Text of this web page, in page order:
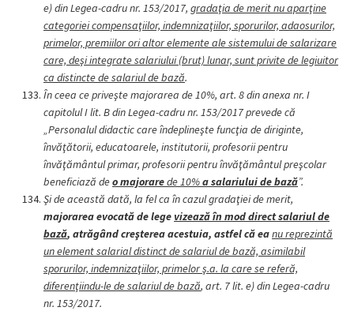
e) din Legea-cadru nr. 153/2017, gradaţia de merit nu aparţine
categoriei compensaţiilor, indemnizaţiilor, sporurilor, adaosurilor,
primelor, premiilor ori altor elemente ale sistemului de salarizare
care, deşi integrate salariului (brut) lunar, sunt privite de legiuitor
ca distincte de salariul de bază.
În ceea ce priveşte majorarea de 10%, art. 8 din anexa nr. I
capitolul I lit. B din Legea-cadru nr. 153/2017 prevede că
„Personalul didactic care îndeplineşte funcţia de diriginte,
învăţătorii, educatoarele, institutorii, profesorii pentru
învăţământul primar, profesorii pentru învăţământul preşcolar
beneficiază deo majorarede 10%a salariului de bază”.
Şi de această dată, la fel ca în cazul gradaţiei de merit,
majorarea evocată de lege vizează în mod direct salariul de
bază, atrăgând creşterea acestuia, astfel că eanu reprezintă
un element salarial distinct de salariul de bază, asimilabil
sporurilor, indemnizaţiilor, primelor ş.a. la care se referă,
diferenţiindu-le de salariul de bază, art. 7 lit. e) din Legea-cadru
nr. 153/2017.